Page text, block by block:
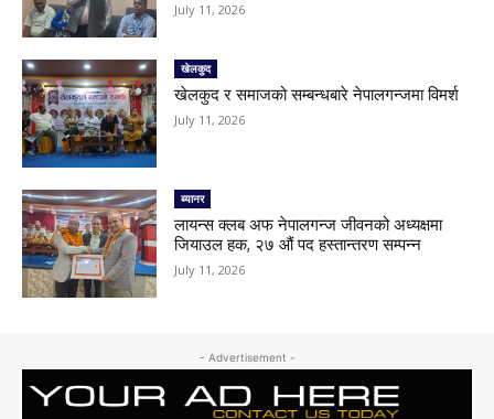
July 11, 2026
खेलकुद
खेलकुद र समाजको सम्बन्धबारे नेपालगन्जमा विमर्श
July 11, 2026
ब्यानर
लायन्स क्लब अफ नेपालगन्ज जीवनको अध्यक्षमा
जियाउल हक, २७ औं पद हस्तान्तरण सम्पन्न
July 11, 2026
- Advertisement -